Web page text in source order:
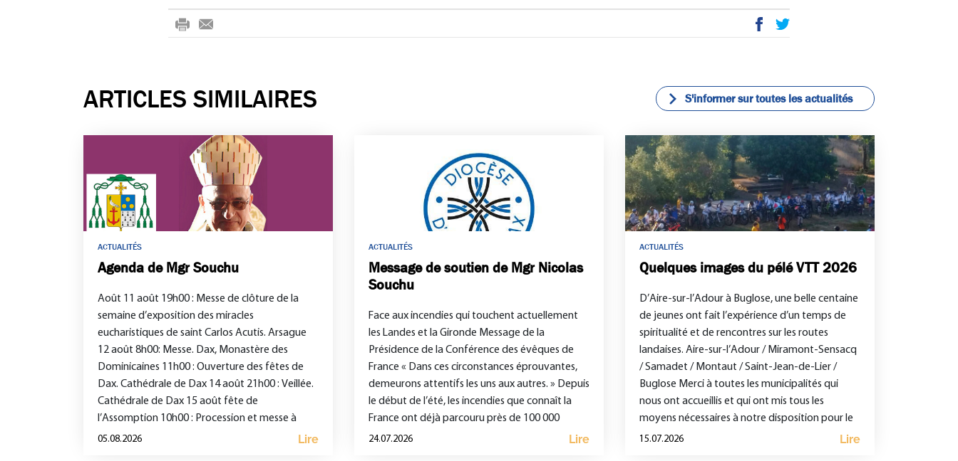
k
ARTICLES SIMILAIRES S'informer sur toutes les actualités
ACTUALITÉS
Agenda de Mgr Souchu
Août 11 août 19h00 : Messe de clôture de la
semaine d’exposition des miracles
eucharistiques de saint Carlos Acutis. Arsague
12 août 8h00: Messe. Dax, Monastère des
Dominicaines 11h00 : Ouverture des fêtes de
Dax. Cathédrale de Dax 14 août 21h00 : Veillée.
Cathédrale de Dax 15 août fête de
l’Assomption 10h00 : Procession et messe à
Notre-Dame de […]
05.08.2026 Lire
ACTUALITÉS
Message de soutien de Mgr Nicolas
Souchu
Face aux incendies qui touchent actuellement
les Landes et la Gironde Message de la
Présidence de la Conférence des évêques de
France « Dans ces circonstances éprouvantes,
demeurons attentifs les uns aux autres. » Depuis
le début de l’été, les incendies que connaît la
France ont déjà parcouru près de 100 000
hectares, provoqué le […]
24.07.2026 Lire
ACTUALITÉS
Quelques images du pélé VTT 2026
D’Aire-sur-l’Adour à Buglose, une belle centaine
de jeunes ont fait l’expérience d’un temps de
spiritualité et de rencontres sur les routes
landaises. Aire-sur-l’Adour / Miramont-Sensacq
/ Samadet / Montaut / Saint-Jean-de-Lier /
Buglose Merci à toutes les municipalités qui
nous ont accueillis et qui ont mis tous les
moyens nécessaires à notre disposition pour le
[…]
15.07.2026 Lire